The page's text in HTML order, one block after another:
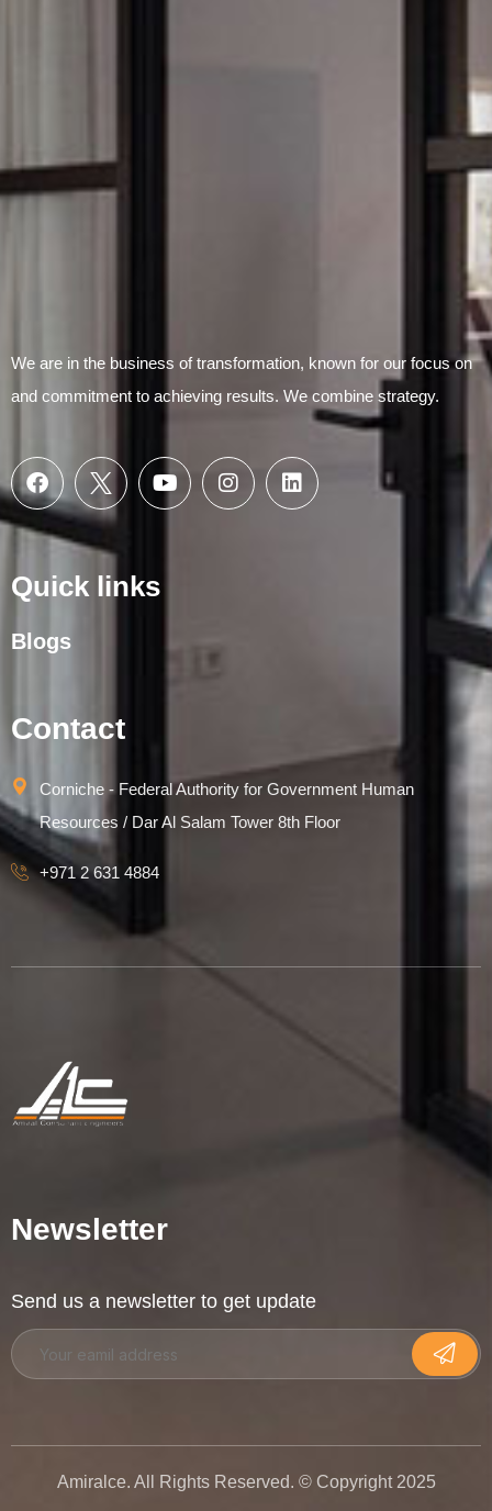
We are in the business of transformation, known for our focus on
and commitment to achieving results. We combine strategy.
Quick links
Blogs
Contact
Corniche - Federal Authority for Government Human
Resources / Dar Al Salam Tower 8th Floor
+971 2 631 4884
Newsletter
Send us a newsletter to get update
Amiralce. All Rights Reserved. © Copyright 2025